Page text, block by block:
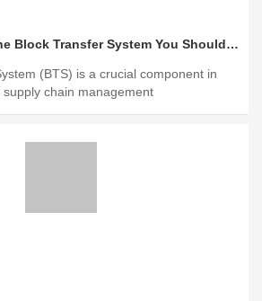
7 Key Benefits of the Block Transfer System You Should Know
(BTS) is a crucial component in
chain management